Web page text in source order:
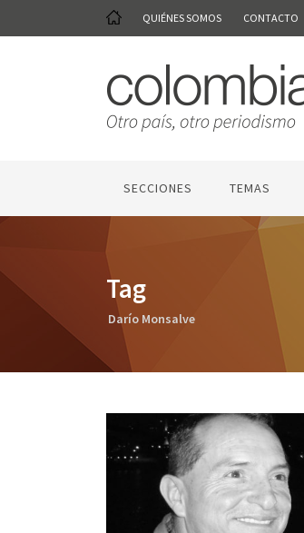
QUIÉNES SOMOS CONTACTO
SECCIONES TEMAS
Tag
Darío Monsalve